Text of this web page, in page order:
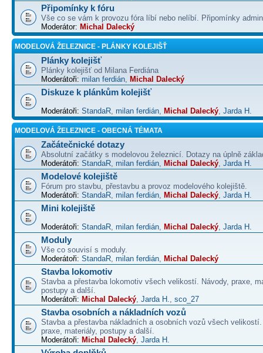
Připomínky k fóru
Vše co se vám k provozu fóra líbí nebo nelíbí. Připomínky
Moderátor: Michal Dalecký
MODELOVÁ ŽELEZNICE - PLÁNKY KOLEJIŠŤ
Plánky kolejišť
Plánky kolejišť od Milana Ferdiána
Moderátoři: milan ferdián, Michal Dalecký
Diskuze k plánkům kolejišť
Moderátoři: StandaR, milan ferdián, Michal Dalecký, Jarda H.
MODELOVÁ ŽELEZNICE - OBECNÁ TÉMATA
Začátečnické dotazy
Absolutní začátky s modelovou železnicí. Dotazy na úplně
Moderátoři: StandaR, milan ferdián, Michal Dalecký, Jarda H.
Modelové kolejiště
Fórum pro stavbu, přestavbu a provoz modelového kolejiště.
Moderátoři: StandaR, milan ferdián, Michal Dalecký, Jarda H.
Mini kolejiště
Moderátoři: StandaR, milan ferdián, Michal Dalecký, Jarda H.
Moduly
Vše co souvisí s moduly.
Moderátoři: StandaR, milan ferdián, Michal Dalecký
Stavba lokomotiv
Stavba a přestavba lokomotiv všech velikostí. Návody, praxe,
postupy a další.
Moderátoři: Michal Dalecký, Jarda H., sco_27
Stavba osobních a nákladních vozů
Stavba a přestavba nákladních a osobních vozů všech velikostí.
praxe, materiály, postupy a další.
Moderátoři: Michal Dalecký, Jarda H.